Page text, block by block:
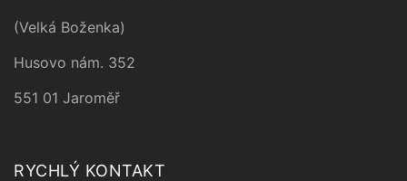
(Velká Boženka)
Husovo nám. 352
551 01 Jaroměř
RYCHLÝ KONTAKT